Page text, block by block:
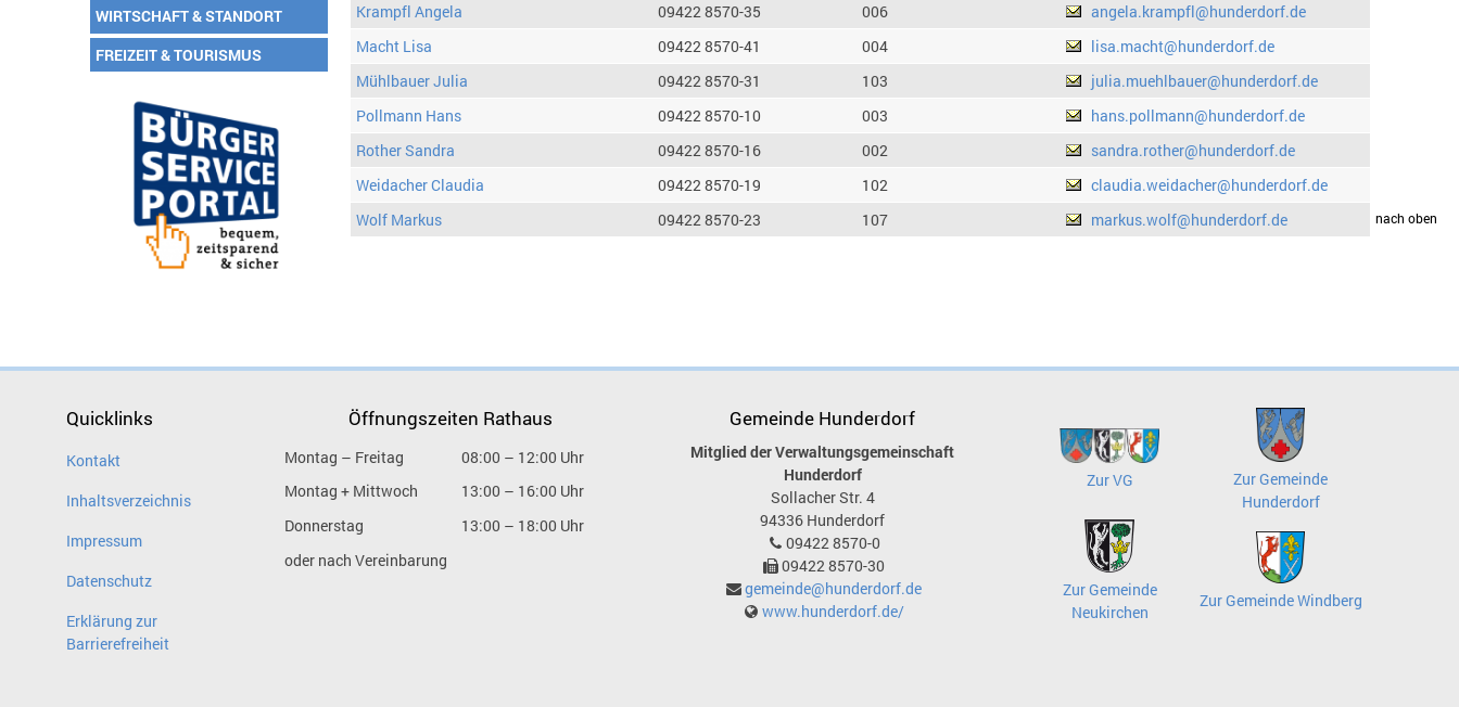
WIRTSCHAFT & STANDORT
FREIZEIT & TOURISMUS
Krampfl Angela
09422 8570-35 006
angela.krampfl@hunderdorf.de
Macht Lisa
09422 8570-41 004
lisa.macht@hunderdorf.de
Mühlbauer Julia
09422 8570-31 103
julia.muehlbauer@hunderdorf.de
Pollmann Hans
09422 8570-10 003
hans.pollmann@hunderdorf.de
Rother Sandra
09422 8570-16 002
sandra.rother@hunderdorf.de
Weidacher Claudia
09422 8570-19 102
claudia.weidacher@hunderdorf.de
Wolf Markus
09422 8570-23 107 markus.wolf@hunderdorf.dedrucken nach oben
Quicklinks
Kontakt
Inhaltsverzeichnis
Impressum
Datenschutz
Erklärung zur
Barrierefreiheit
Öffnungszeiten Rathaus
Montag – Freitag
08:00 – 12:00 Uhr
Montag + Mittwoch
13:00 – 16:00 Uhr
Donnerstag
13:00 – 18:00 Uhr
oder nach Vereinbarung
Gemeinde Hunderdorf
Mitglied der Verwaltungsgemeinschaft
Hunderdorf
Sollacher Str. 4
94336 Hunderdorf
09422 8570-0
09422 8570-30
gemeinde@hunderdorf.de
www.hunderdorf.de/
Zur VG
Zur Gemeinde
Hunderdorf
Zur Gemeinde
Neukirchen
Zur Gemeinde Windberg